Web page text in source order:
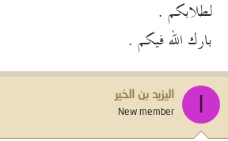
لطلابكم .
بارك الله فيكم .
اليزيد بن الخير
New member